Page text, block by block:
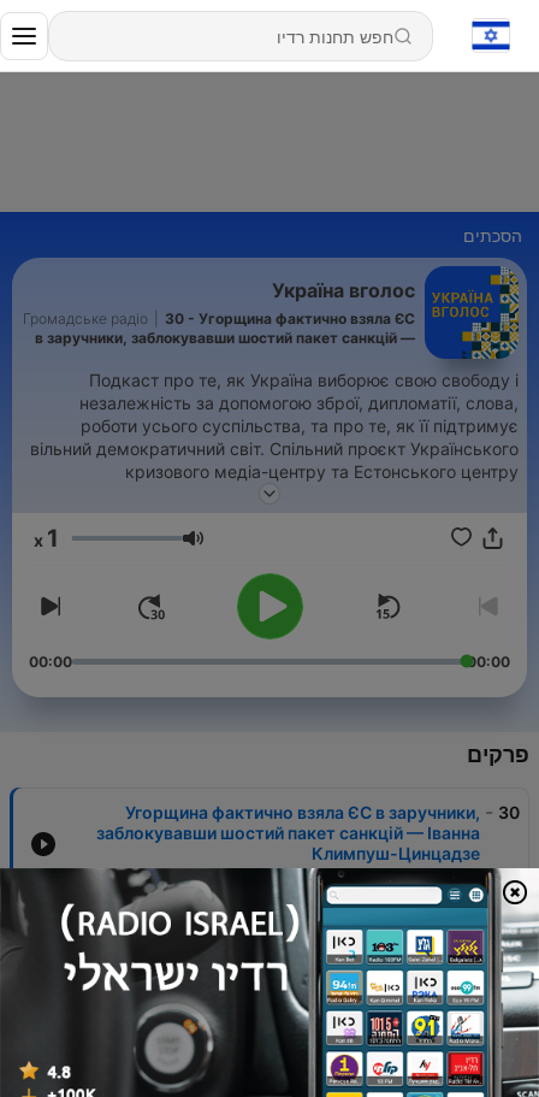
הסכתים
Україна вголос
Громадське радіо
30 - Угорщина фактично взяла ЄС
в заручники, заблокувавши шостий пакет санкцій —
Подкаст про те, як Україна виборює свою свободу і
незалежність за допомогою зброї, дипломатії, слова,
роботи усього суспільства, та про те, як її підтримує
вільний демократичний світ. Спільний проєкт Українського
кризового медіа-центру та Естонського центру
міжнародного розвитку за підтримки Посольства США у
Україна вголос спершу з'явиться на Громадське радіо.
עוצמת שמע 1
00:00
00:00
פרקים
30
-
Угорщина фактично взяла ЄС в заручники,
заблокувавши шостий пакет санкцій — Іванна
Климпуш-Цинцадзе
26 מאי 2022
29
-
Лікарі — наші герої, вони продовжують
працювати на лінії фронту, на окупованій
території — голова НСЗУ
25 מאי 2022
28
Щойно почали працювати, нас обстріляли
з вертольотів — директор
сільгосппідприємства Харківщини